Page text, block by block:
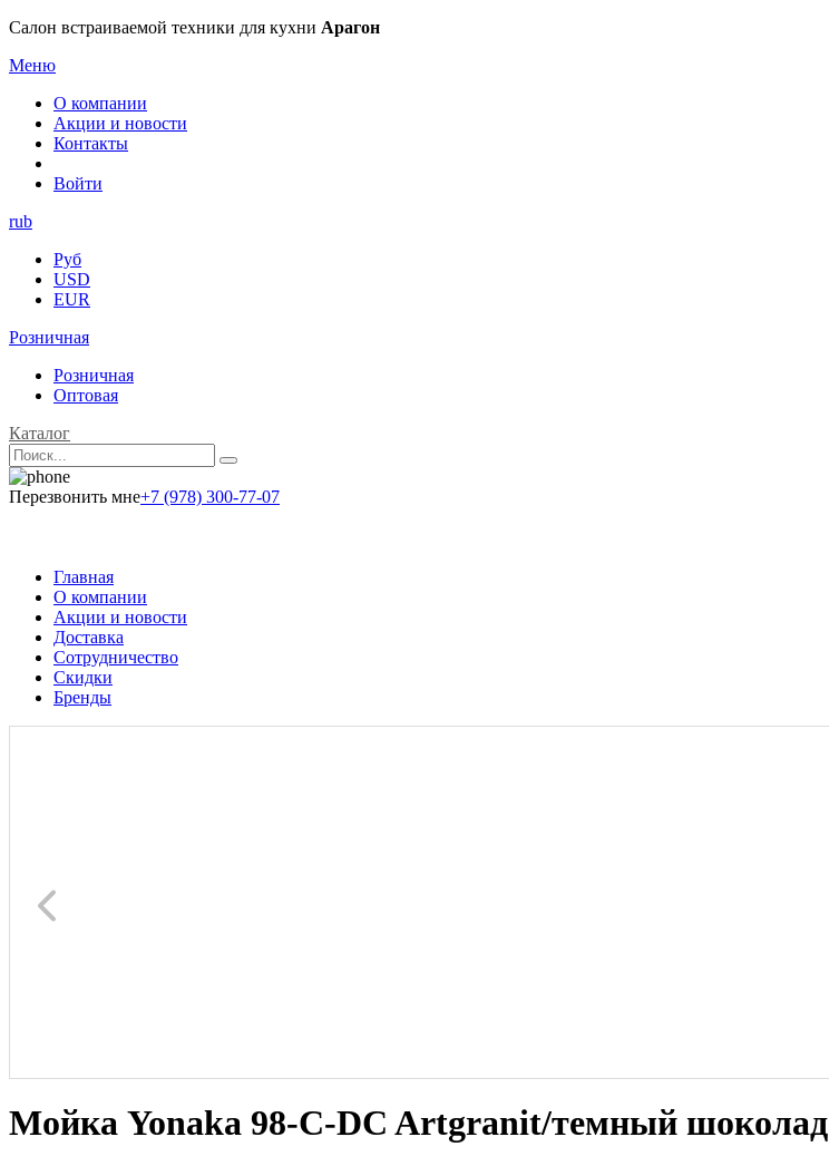
Салон встраиваемой техники для кухни Арагон
Меню
О компании
Акции и новости
Контакты
Войти
rub
Руб
USD
EUR
Розничная
Розничная
Оптовая
Каталог
Перезвонить мне+7 (978) 300-77-07
Главная
О компании
Акции и новости
Доставка
Сотрудничество
Скидки
Бренды
Мойка Yonaka 98-C-DC Artgranit/темный шоколад